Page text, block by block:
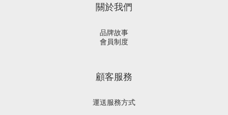
關於我們
品牌故事
會員制度
顧客服務
運送服務方式